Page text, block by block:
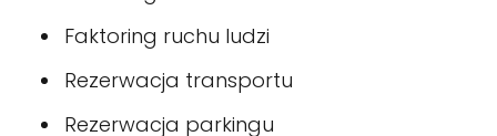
Faktoring ruchu ludzi
Rezerwacja transportu
Rezerwacja parkingu